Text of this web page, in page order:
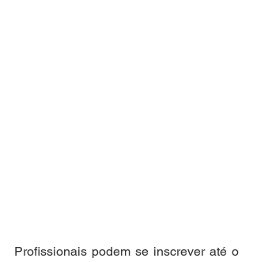
Profissionais podem se inscrever até o